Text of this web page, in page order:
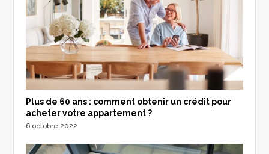
Plus de 60 ans : comment obtenir un crédit pour
acheter votre appartement ?
6 octobre 2022